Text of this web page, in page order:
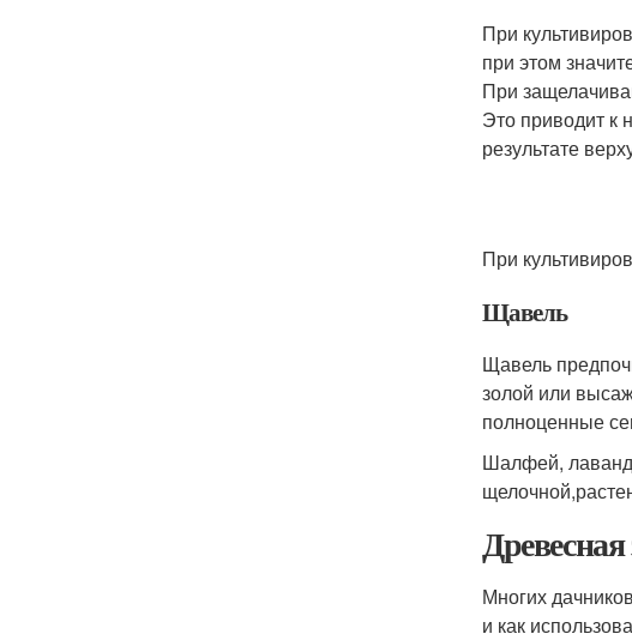
При
при этом
При
Это приводит к
результате
При
Щавель
Щавель
золой или
полноценные
Шалфей,
Многих
и как